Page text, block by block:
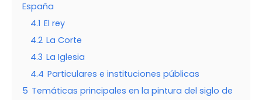
España
4.1 El rey
4.2 La Corte
4.3 La Iglesia
4.4 Particulares e instituciones públicas
5 Temáticas principales en la pintura del siglo de